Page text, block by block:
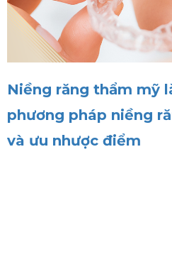
Niềng răng thẩm mỹ
phương pháp niềng
và ưu nhược điểm